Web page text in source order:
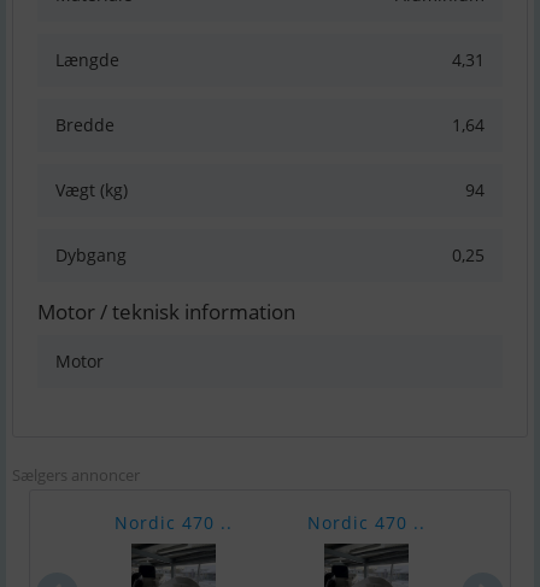
Længde 4,31
Bredde 1,64
Vægt (kg) 94
Dybgang 0,25
Motor / teknisk information
Motor
Sælgers annoncer
Nordic 470 .. Nordic 470 ..